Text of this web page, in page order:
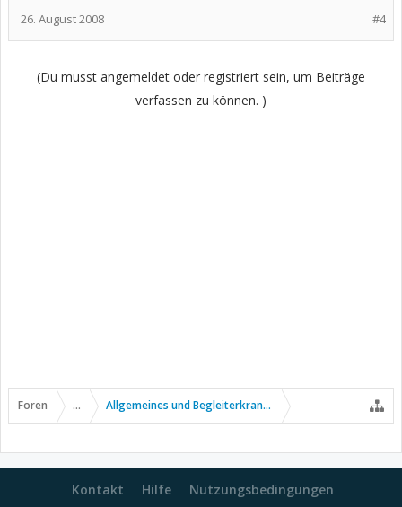
#4
26. August 2008
(Du musst angemeldet oder registriert sein, um Beiträge
verfassen zu können. )
Foren ... Allgemeines und Begleiterkrankungen
Kontakt Hilfe Nutzungsbedingungen